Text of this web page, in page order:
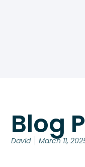
Blog
David March 11,